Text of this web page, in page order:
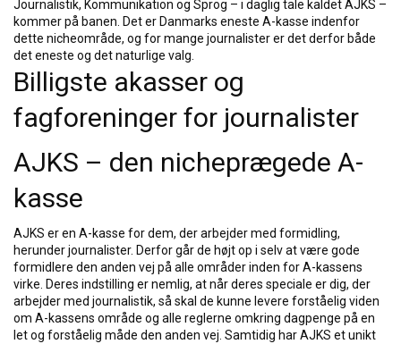
Journalistik, Kommunikation og Sprog – i daglig tale kaldet AJKS –
kommer på banen. Det er Danmarks eneste A-kasse indenfor
dette nicheområde, og for mange journalister er det derfor både
det eneste og det naturlige valg.
Billigste akasser og
fagforeninger for journalister
AJKS – den nicheprægede A-
kasse
AJKS er en A-kasse for dem, der arbejder med formidling,
herunder journalister. Derfor går de højt op i selv at være gode
formidlere den anden vej på alle områder inden for A-kassens
virke. Deres indstilling er nemlig, at når deres speciale er dig, der
arbejder med journalistik, så skal de kunne levere forståelig viden
om A-kassens område og alle reglerne omkring dagpenge på en
let og forståelig måde den anden vej. Samtidig har AJKS et unikt